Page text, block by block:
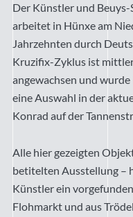
Der Künstler und
arbeitet in Hünxe am
Jahrzehnten durch
Kruzifix-Zyklus ist
angewachsen und
eine Auswahl in der
Konrad auf der
Alle hier gezeigten
betitelten Ausstellung –
Künstler ein
Flohmarkt und aus